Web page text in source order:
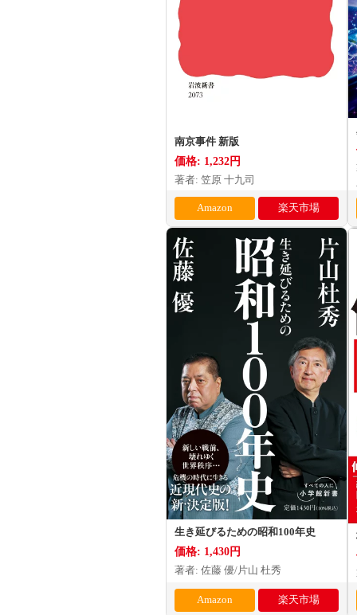
南京事件 新版
価格: 1,232円
著者: 笠原 十九司
Amazon 楽天市場
生き延びるための昭和100年史
価格: 1,430円
著者: 佐藤 優/片山 杜秀
Amazon 楽天市場